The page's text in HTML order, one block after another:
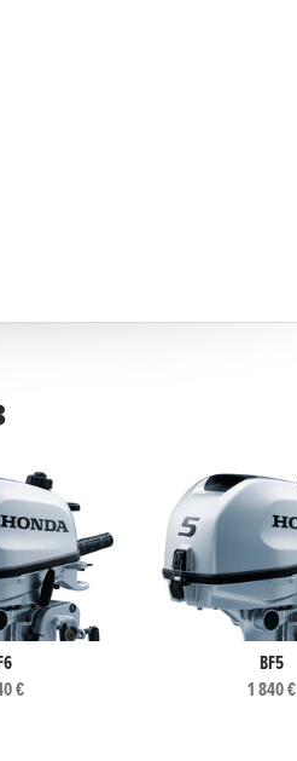
€
BF5
1 840 €